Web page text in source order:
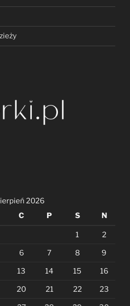
2026
C P S N
1 2
6 7 8 9
13 14 15 16
20 21 22 23